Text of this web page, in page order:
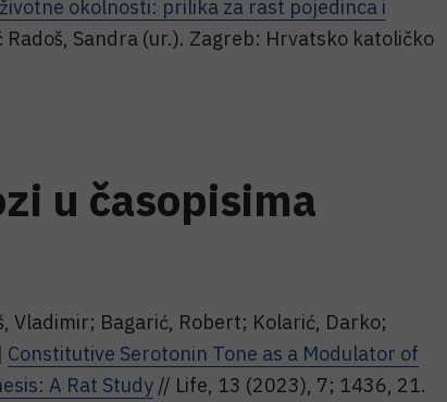
okolnosti: prilika za rast pojedinca i
Radoš, Sandra (ur.). Zagreb: Hrvatsko katoličko
u časopisima
Vladimir; Bagarić, Robert; Kolarić, Darko;
Constitutive Serotonin Tone as a Modulator of
A Rat Study // Life, 13 (2023), 7; 1436, 21.